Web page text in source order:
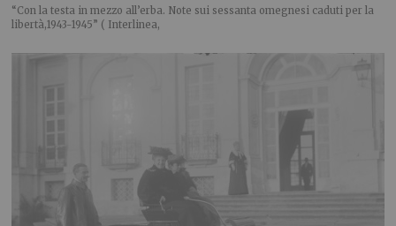
“Con la testa in mezzo all’erba. Note sui sessanta omegnesi caduti per la
libertà,1943-1945” ( Interlinea,